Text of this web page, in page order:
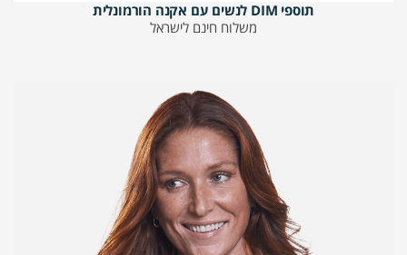
תוספי DIM לנשים עם אקנה הורמונלית
משלוח חינם לישראל